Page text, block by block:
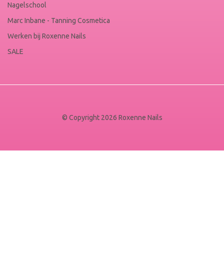
Nagelschool
Marc Inbane - Tanning Cosmetica
Werken bij Roxenne Nails
SALE
© Copyright 2026 Roxenne Nails